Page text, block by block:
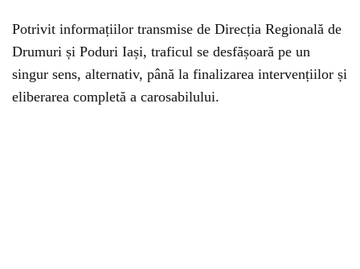
Potrivit informațiilor transmise de Direcția Regională de
Drumuri și Poduri Iași, traficul se desfășoară pe un
singur sens, alternativ, până la finalizarea intervențiilor și
eliberarea completă a carosabilului.